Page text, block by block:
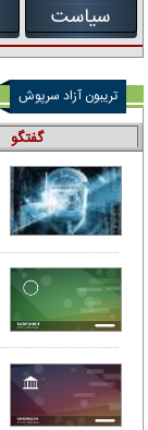
سیاست
تریبون آزاد سرپوش
گفتگو